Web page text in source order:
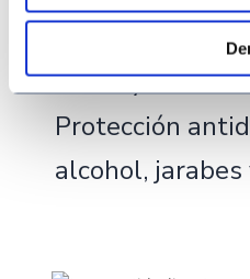
agrietarán bajo
Bares y Zonas
Protección
alcohol, jarabes